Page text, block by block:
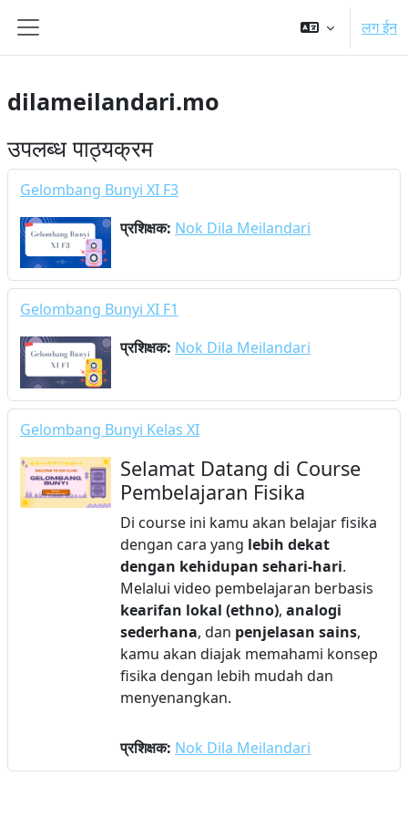
Side panel
लग ईन
dilameilandari.mo
उपलब्ध पाठ्यक्रम
Gelombang Bunyi XI F3
प्रशिक्षक: Nok Dila Meilandari
Gelombang Bunyi XI F1
प्रशिक्षक: Nok Dila Meilandari
Gelombang Bunyi Kelas XI
Selamat Datang di Course
Pembelajaran Fisika
Di course ini kamu akan belajar fisika
dengan cara yang lebih dekat
dengan kehidupan sehari-hari.
Melalui video pembelajaran berbasis
kearifan lokal (ethno), analogi
sederhana, dan penjelasan sains,
kamu akan diajak memahami konsep
fisika dengan lebih mudah dan
menyenangkan.
प्रशिक्षक: Nok Dila Meilandari